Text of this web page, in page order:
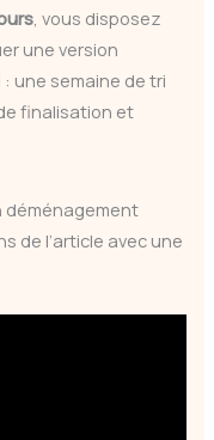
, vous disposez
une version
une semaine de tri
finalisation et
déménagement
de l’article avec une